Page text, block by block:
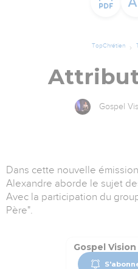
TopChrétien
Gospel
Dans cette nouvelle
Alexandre aborde le sujet
Avec la participation du
Père".
Gospel